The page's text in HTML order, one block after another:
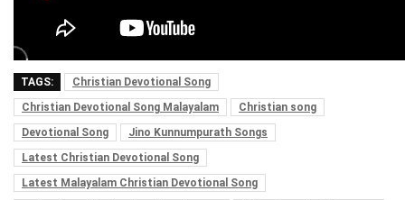
TAGS:
Christian Devotional Song
Christian Devotional Song Malayalam
Christian song
Devotional Song
Jino Kunnumpurath Songs
Latest Christian Devotional Song
Latest Malayalam Christian Devotional Song